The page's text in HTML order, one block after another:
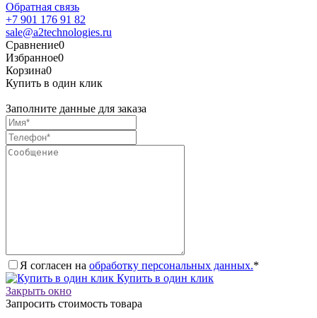
Обратная связь
+7 901 176 91 82
sale@a2technologies.ru
Сравнение0
Избранное0
Корзина0
Купить в один клик
Заполните данные для заказа
Я согласен на обработку персональных данных.*
Купить в один клик
Закрыть окно
Запросить стоимость товара